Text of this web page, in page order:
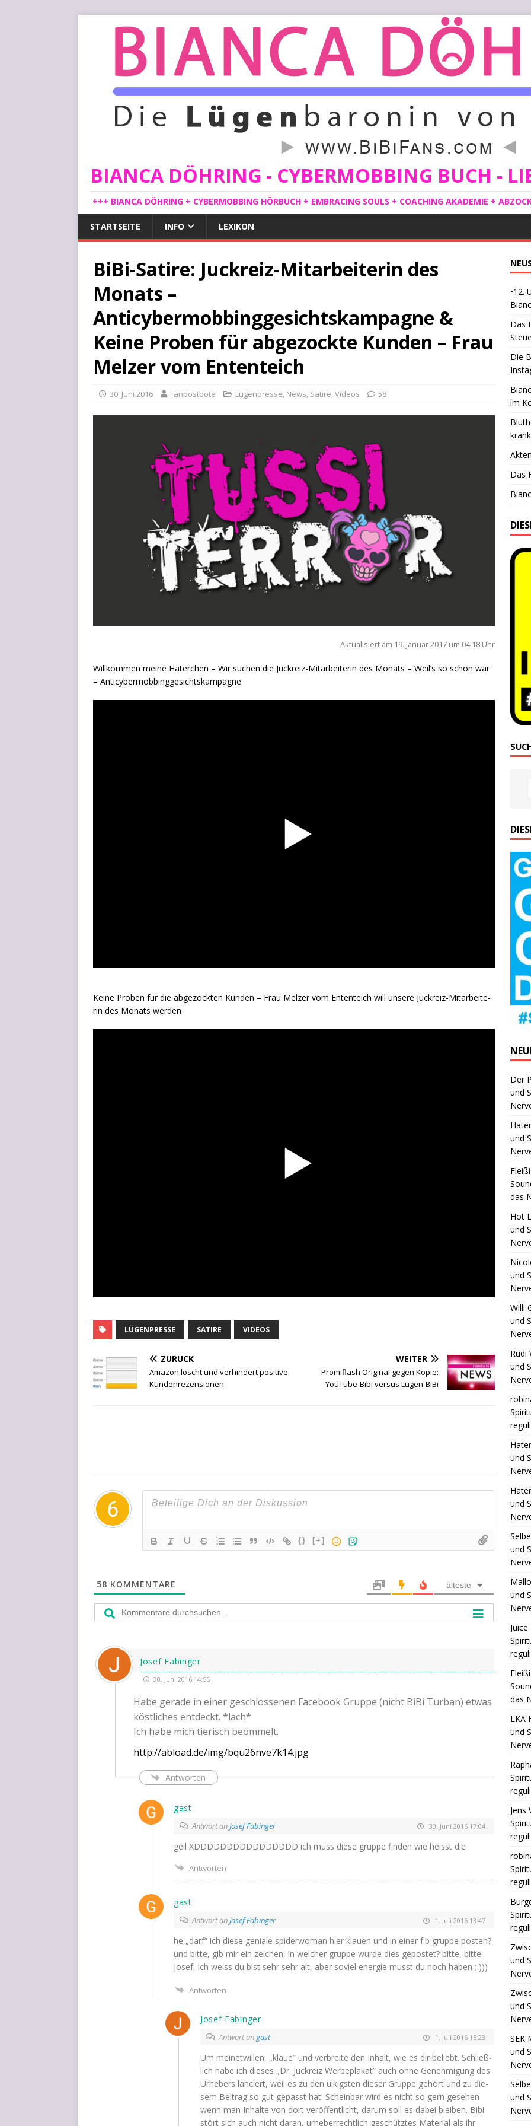
BIANCA DÖHRING - CYBERMOBBING BUCH -
+++ BIANCA DÖHRING + CYBERMOBBING HÖRBUCH + EMBRACING SOULS + COACHING AKADEMIE +
STARTSEITE INFO LEXIKON
BiBi-Satire: Juckreiz-Mitarbeiterin des
Monats –
Anticybermobbinggesichtskampagne &
Keine Proben für abgezockte Kunden – Frau
Melzer vom Ententeich
30. Juni 2016 Fanpostbote Lügenpresse, News, Satire,Videos 58
Aktua­li­siert am 19. Janu­ar 2017 um 04:18 Uhr
Will­kom­men mei­ne Hater­chen – Wir suchen die Juck­reiz-Mit­ar­bei­te­rin des Monats – Weil’s so schön war
– Anticybermobbinggesichtskampagne
Kei­ne Pro­ben für die abge­zock­ten Kun­den – Frau Mel­zer vom Enten­teich will unse­re Juck­reiz-Mit­ar­bei­te­
rin des Monats werden
LÜGENPRESSE SATIRE VIDEOS
ZURÜCK
Amazon löscht und verhindert positive
Kundenrezensionen
WEITER
Promiflash Original gegen Kopie:
YouTube-Bibi versus Lügen-BiBi
{} [+]
58 KOMMENTARE älteste
Josef Fabinger
30. Juni 2016 14:55
Habe gera­de in einer geschlos­se­nen Face­book Grup­pe (nicht BiBi Tur­ban) etwas
köst­li­ches ent­deckt. *lach*
Ich habe mich tie­risch beömmelt.
http://abload.de/img/bqu26nve7k14.jpg
Antworten
gast
Antwort anJosef Fabinger 30. Juni 2016 17:04
geil XDDDDDDDDDDDDDDDD ich muss die­se grup­pe fin­den wie heisst die
Antworten
gast
Antwort anJosef Fabinger 1. Juli 2016 13:47
he,„darf” ich die­se genia­le spi­der­wo­man hier klau­en und in einer f.b grup­pe pos­ten?
und bit­te, gib mir ein zei­chen, in wel­cher grup­pe wur­de dies gepos­tet? bit­te, bit­te
josef, ich weiss du bist sehr sehr alt, aber soviel ener­gie musst du noch haben ; )))
Antworten
Josef Fabinger
Antwort angast 1. Juli 2016 15:23
Um mei­net­wil­len, „klaue” und ver­brei­te den Inhalt, wie es dir beliebt. Schließ­
lich habe ich die­ses „Dr. Juck­reiz Wer­be­pla­kat” auch ohne Geneh­mi­gung des
Urhe­bers lan­ciert, weil es zu den ulkigs­ten die­ser Grup­pe gehört und zu die­
sem Bei­trag so gut gepasst hat. Schein­bar wird es nicht so gern gese­hen
wenn man Inhal­te von dort ver­öf­fent­licht, dar­um soll es dabei blei­ben. Bibi
stört sich auch nicht dar­an, urhe­ber­recht­lich geschütz­tes Mate­ri­al als ihr
•12.
Das
Die
im
Das
Der
und
und
das
Hot
und
und
Willi
und
Rudi
und
und
und
und
und
Juice
das
LKA
und
Jens
und
und
SEK
und
und